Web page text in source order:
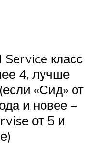
Service класс
4, лучше
«Сид» от
и новее –
от 5 и